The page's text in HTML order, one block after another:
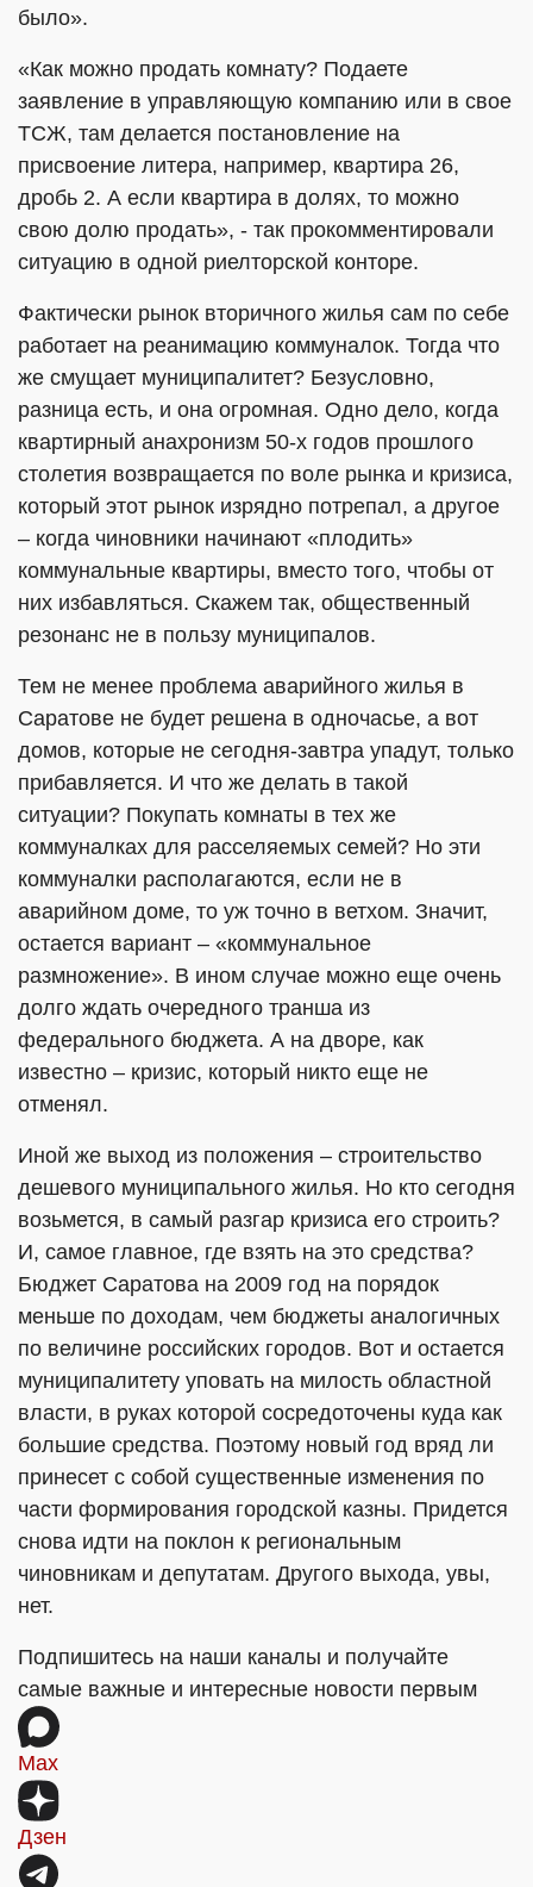
было».
«Как можно продать комнату? Подаете
заявление в управляющую компанию или в свое
ТСЖ, там делается постановление на
присвоение литера, например, квартира 26,
дробь 2. А если квартира в долях, то можно
свою долю продать», - так прокомментировали
ситуацию в одной риелторской конторе.
Фактически рынок вторичного жилья сам по себе
работает на реанимацию коммуналок. Тогда что
же смущает муниципалитет? Безусловно,
разница есть, и она огромная. Одно дело, когда
квартирный анахронизм 50-х годов прошлого
столетия возвращается по воле рынка и кризиса,
который этот рынок изрядно потрепал, а другое
– когда чиновники начинают «плодить»
коммунальные квартиры, вместо того, чтобы от
них избавляться. Скажем так, общественный
резонанс не в пользу муниципалов.
Тем не менее проблема аварийного жилья в
Саратове не будет решена в одночасье, а вот
домов, которые не сегодня-завтра упадут, только
прибавляется. И что же делать в такой
ситуации? Покупать комнаты в тех же
коммуналках для расселяемых семей? Но эти
коммуналки располагаются, если не в
аварийном доме, то уж точно в ветхом. Значит,
остается вариант – «коммунальное
размножение». В ином случае можно еще очень
долго ждать очередного транша из
федерального бюджета. А на дворе, как
известно – кризис, который никто еще не
отменял.
Иной же выход из положения – строительство
дешевого муниципального жилья. Но кто сегодня
возьмется, в самый разгар кризиса его строить?
И, самое главное, где взять на это средства?
Бюджет Саратова на 2009 год на порядок
меньше по доходам, чем бюджеты аналогичных
по величине российских городов. Вот и остается
муниципалитету уповать на милость областной
власти, в руках которой сосредоточены куда как
большие средства. Поэтому новый год вряд ли
принесет с собой существенные изменения по
части формирования городской казны. Придется
снова идти на поклон к региональным
чиновникам и депутатам. Другого выхода, увы,
нет.
Подпишитесь на наши каналы и получайте
самые важные и интересные новости первым
Max
Дзен